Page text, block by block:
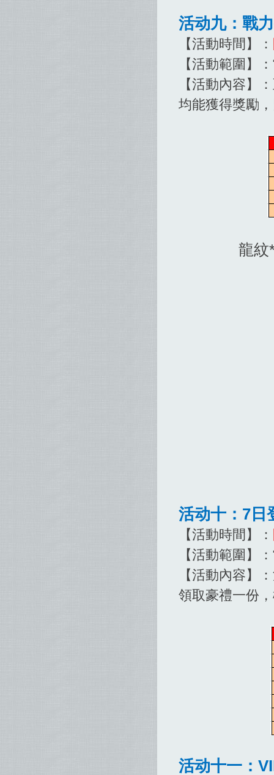
活动九：戰
【活動時間】：
【活動範圍】
【活動內容】
均能獲得獎勵
龍紋*鞍
活动十：7日
【活動時間】：
【活動範圍】
【活動內容】
領取豪禮一份
活动十一：